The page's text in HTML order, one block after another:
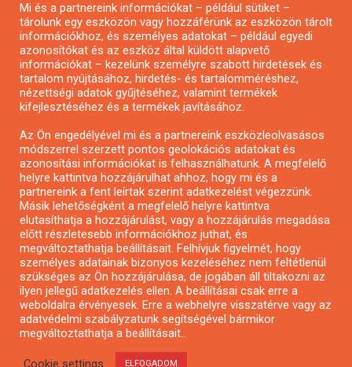
Pályázatírás civil szervezeteknek
Pályázatírás önkormányzatoknak
Pályázatfigyelés
Specifikus pályázatfigyelés vagy hírlevél
Pályázatok magánszemélyeknek
Pályázatok civil szervezeteknek
Pályázatok vállalkozásoknak
Önkormányzati pályázatok
Mezőgazdasági pályázatok
Falusi turizmus pályázatok
Napelem pályázatok
GINOP pályázatok
Mi és a partnereink információkat – például sütiket –
tárolunk egy eszközön vagy hozzáférünk az eszközön tárolt
információkhoz, és személyes adatokat – például egyedi
azonosítókat és az eszköz által küldött alapvető
információkat – kezelünk személyre szabott hirdetések és
tartalom nyújtásához, hirdetés- és tartalomméréshez,
nézettségi adatok gyűjtéséhez, valamint termékek
kifejlesztéséhez és a termékek javításához.
Az Ön engedélyével mi és a partnereink eszközleolvasásos
módszerrel szerzett pontos geolokációs adatokat és
azonosítási információkat is felhasználhatunk. A megfelelő
helyre kattintva hozzájárulhat ahhoz, hogy mi és a
partnereink a fent leírtak szerint adatkezelést végezzünk.
Másik lehetőségként a megfelelő helyre kattintva
elutasíthatja a hozzájárulást, vagy a hozzájárulás megadása
előtt részletesebb információkhoz juthat, és
megváltoztathatja beállításait. Felhívjuk figyelmét, hogy
személyes adatainak bizonyos kezeléséhez nem feltétlenül
szükséges az Ön hozzájárulása, de jogában áll tiltakozni az
ilyen jellegű adatkezelés ellen. A beállításai csak erre a
weboldalra érvényesek. Erre a webhelyre visszatérve vagy az
adatvédelmi szabályzatunk segítségével bármikor
megváltoztathatja a beállításait..
Cookie settings ELFOGADOM